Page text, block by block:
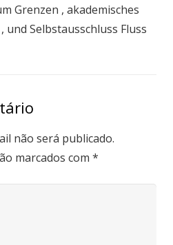
Grenzen , akademisches
und Selbstausschluss Fluss
não será publicado.
marcados com *